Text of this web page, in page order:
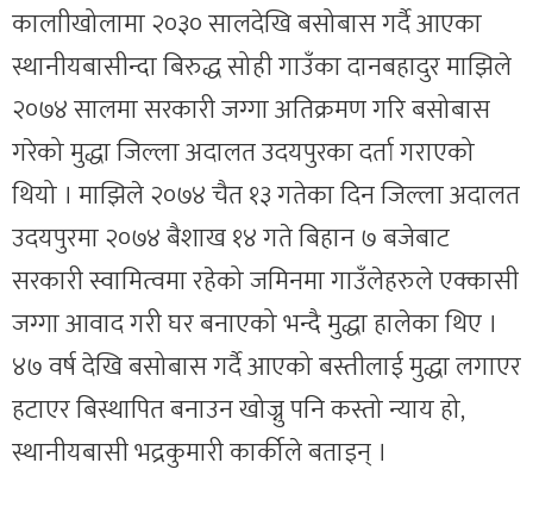
कालाीखोलामा २०३० सालदेखि बसोबास गर्दै आएका
स्थानीयबासीन्दा बिरुद्ध सोही गाउँका दानबहादुर माझिले
२०७४ सालमा सरकारी जग्गा अतिक्रमण गरि बसोबास
गरेको मुद्धा जिल्ला अदालत उदयपुरका दर्ता गराएको
थियो । माझिले २०७४ चैत १३ गतेका दिन जिल्ला अदालत
उदयपुरमा २०७४ बैशाख १४ गते बिहान ७ बजेबाट
सरकारी स्वामित्वमा रहेको जमिनमा गाउँलेहरुले एक्कासी
जग्गा आवाद गरी घर बनाएको भन्दै मुद्धा हालेका थिए ।
४७ वर्ष देखि बसोबास गर्दै आएको बस्तीलाई मुद्धा लगाएर
हटाएर बिस्थापित बनाउन खोज्नु पनि कस्तो न्याय हो,
स्थानीयबासी भद्रकुमारी कार्कीले बताइन् ।